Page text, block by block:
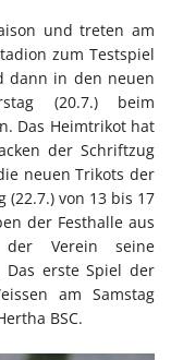
und treten am
zum Testspiel
dann in den neuen
(20.7.) beim
Das Heimtrikot hat
der Schriftzug
die neuen Trikots der
(22.7.) von 13 bis 17
der Festhalle aus
Verein seine
erste Spiel der
am Samstag
BSC.